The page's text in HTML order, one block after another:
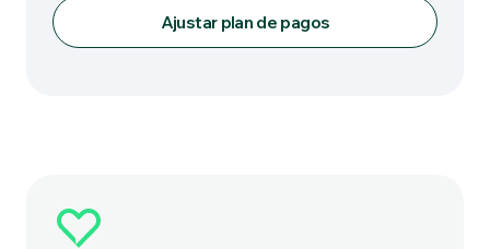
Ajustar plan de pagos